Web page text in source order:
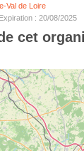
Val de Loire
: 20/08/2025
cet